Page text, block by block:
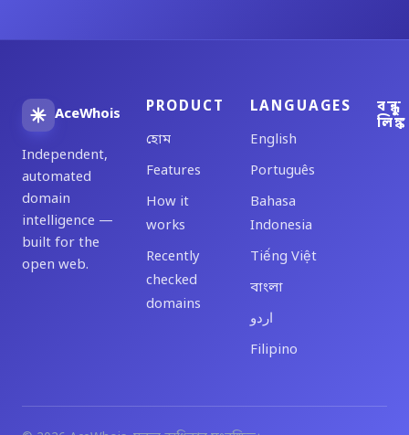
AceWhois
Independent,
automated
domain
intelligence —
built for the
open web.
PRODUCT
হোম
Features
How it
works
Recently
checked
domains
LANGUAGES
English
Português
Bahasa
Indonesia
Tiếng Việt
বাংলা
اردو
Filipino
বন্ধু
লিঙ্ক